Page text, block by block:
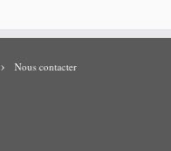
Nous contacter